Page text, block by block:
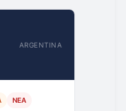
ARGENTINA
NEA